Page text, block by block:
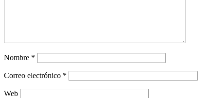
Nombre *
Correo electrónico *
Web